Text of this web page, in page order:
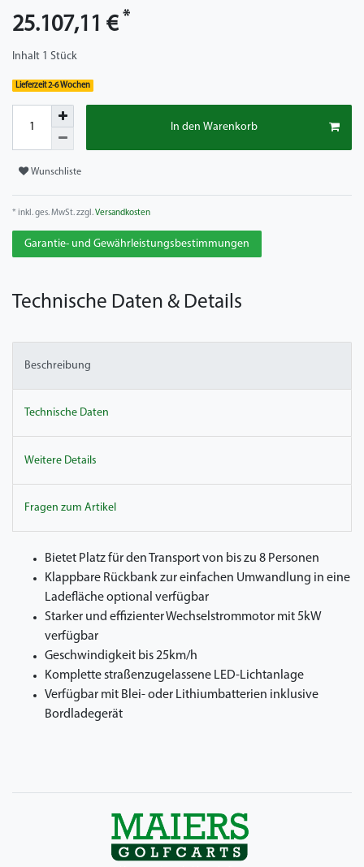
25.107,11 € *
Inhalt 1 Stück
Lieferzeit 2-6 Wochen
In den Warenkorb
Wunschliste
* inkl. ges. MwSt. zzgl.Versandkosten
Garantie- und Gewährleistungsbestimmungen
Technische Daten & Details
Beschreibung
Technische Daten
Weitere Details
Fragen zum Artikel
Bietet Platz für den Transport von bis zu 8 Personen
Klappbare Rückbank zur einfachen Umwandlung in eine
Ladefläche optional verfügbar
Starker und effizienter Wechselstrommotor mit 5kW
verfügbar
Geschwindigkeit bis 25km/h
Komplette straßenzugelassene LED-Lichtanlage
Verfügbar mit Blei- oder Lithiumbatterien inklusive
Bordladegerät